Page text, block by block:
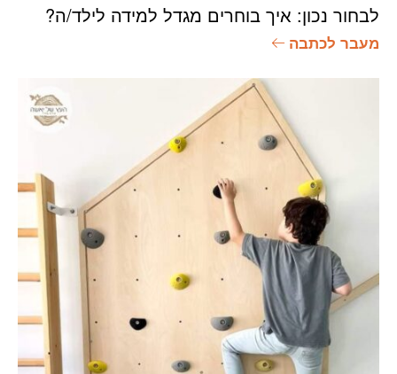
לבחור נכון: איך בוחרים מגדל למידה לילד/ה?
מעבר לכתבה